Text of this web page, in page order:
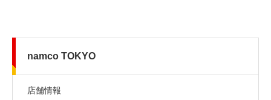
namco TOKYO
店舗情報